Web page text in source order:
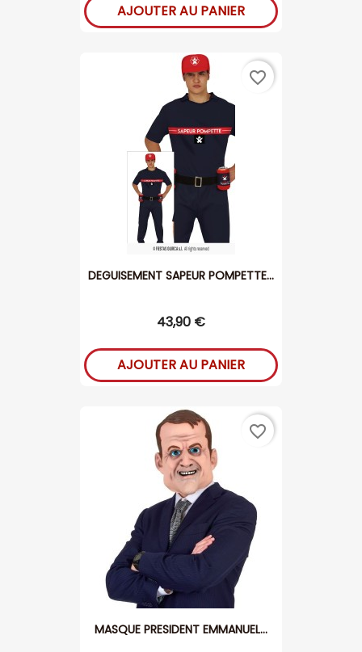
AJOUTER AU PANIER
DEGUISEMENT SAPEUR POMPETTE...
43,90 €
AJOUTER AU PANIER
favorite_border
MASQUE PRESIDENT EMMANUEL...
favorite_border